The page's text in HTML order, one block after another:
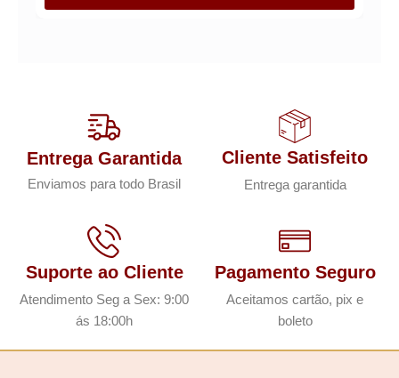
Entrega Garantida
Enviamos para todo Brasil
Cliente Satisfeito
Entrega garantida
Suporte ao Cliente
Atendimento Seg a Sex: 9:00
ás 18:00h
Pagamento Seguro
Aceitamos cartão, pix e
boleto